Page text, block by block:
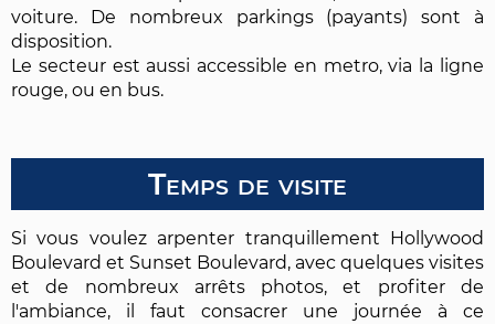
voiture. De nombreux parkings (payants) sont à
disposition.
Le secteur est aussi accessible en metro, via la ligne
rouge, ou en bus.
Temps de visite
Si vous voulez arpenter tranquillement Hollywood
Boulevard et Sunset Boulevard, avec quelques visites
et de nombreux arrêts photos, et profiter de
l'ambiance, il faut consacrer une journée à ce